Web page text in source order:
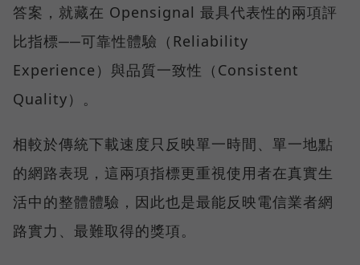
答案，就藏在 Opensignal 最具代表性的兩項評
比指標──可靠性體驗（Reliability
Experience）與品質一致性（Consistent
Quality）。
相較於傳統下載速度只反映單一時間、單一地點
的網路表現，這兩項指標更重視使用者在真實生
活中的整體體驗，因此也是最能反映電信業者網
路實力、最難取得的獎項。